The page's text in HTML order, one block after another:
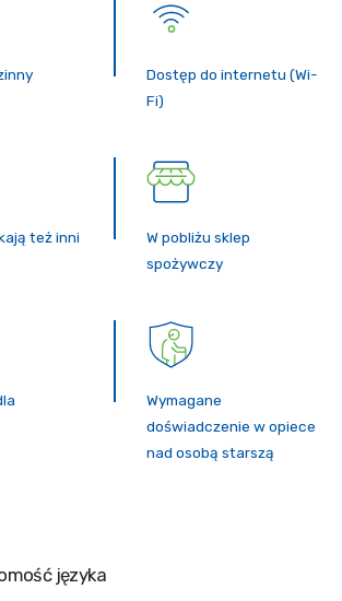
Dostęp do internetu (Wi-
Fi)
też inni
W pobliżu sklep
spożywczy
Wymagane
doświadczenie w opiece
nad osobą starszą
języka